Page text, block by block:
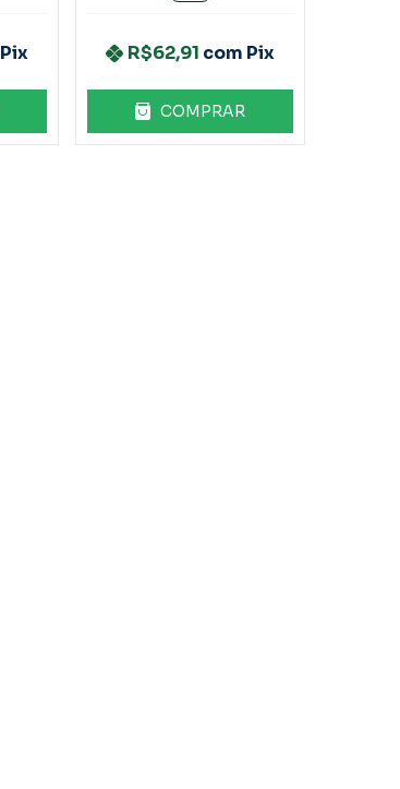
Pix R$62,91 com Pix
COMPRAR